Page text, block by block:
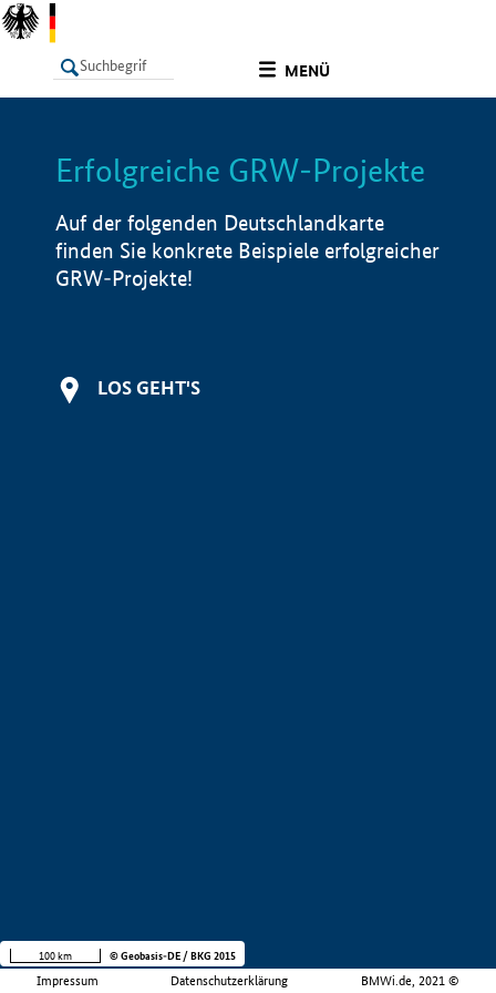
MENÜ
LISTE Info
Erfolgreiche GRW-Projekte
Auf der folgenden Deutschlandkarte
finden Sie konkrete Beispiele erfolgreicher
GRW-Projekte!
LOS GEHT'S
Impressum Datenschutzerklärung BMWi.de, 2021 ©
100 km © Geobasis-DE / BKG 2015